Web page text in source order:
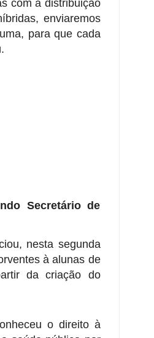
com a distribuição
enviaremos
para que cada
Secretário de
nesta segunda
à alunas de
da criação do
o direito à